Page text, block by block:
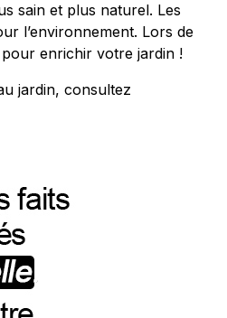
sain et plus naturel. Les
l’environnement. Lors de
enrichir votre jardin !
jardin, consultez